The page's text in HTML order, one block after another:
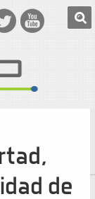
de